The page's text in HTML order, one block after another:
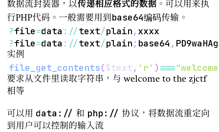
数据流封装器，以传递相应格式的数据 。可以用来执
行PHP代码。一般需要用到base64编码传输。
?file=data : //text/plain,
?file=data : //text/plain ; base64 ,
实例
file_get_contents($text, 'r' ) ===
要求从文件里读取字符串，与 welcome to the zjctf
相等
可以用 data:// 和 php:// 协议，将数据流重定向
到用户可以控制的输入流